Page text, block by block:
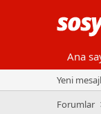
Ana
Yeni
Forumlar